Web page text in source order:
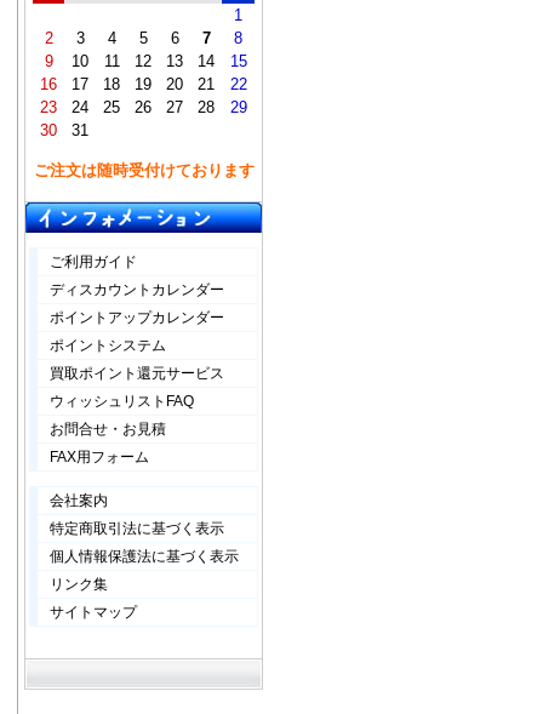
1
2
3 4 5 6 7
8
9
10 11 12 13 14
15
16
17 18 19 20 21
22
23
24 25 26 27 28
29
30
31
ご注文は随時受付けております
ご利用ガイド
ディスカウントカレンダー
ポイントアップカレンダー
ポイントシステム
買取ポイント還元サービス
ウィッシュリストFAQ
お問合せ・お見積
FAX用フォーム
会社案内
特定商取引法に基づく表示
個人情報保護法に基づく表示
リンク集
サイトマップ